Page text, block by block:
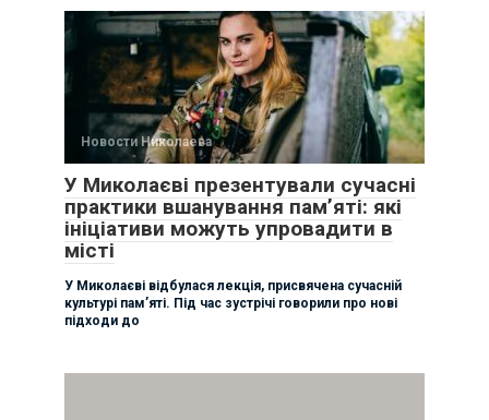
Новости Николаева
У Миколаєві презентували сучасні
практики вшанування пам’яті: які
ініціативи можуть упровадити в
місті
У Миколаєві відбулася лекція, присвячена сучасній
культурі пам’яті. Під час зустрічі говорили про нові
підходи до